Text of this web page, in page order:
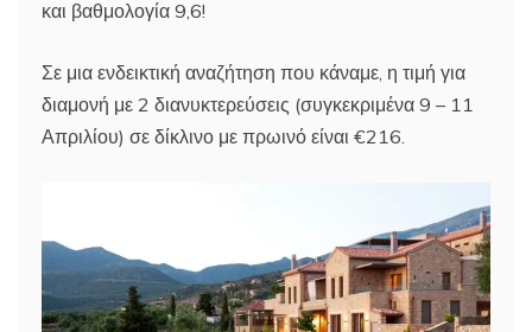
και βαθμολογία 9,6!
Σε μια ενδεικτική αναζήτηση που κάναμε, η τιμή για
διαμονή με 2 διανυκτερεύσεις (συγκεκριμένα 9 – 11
Απριλίου) σε δίκλινο με πρωινό είναι €216.